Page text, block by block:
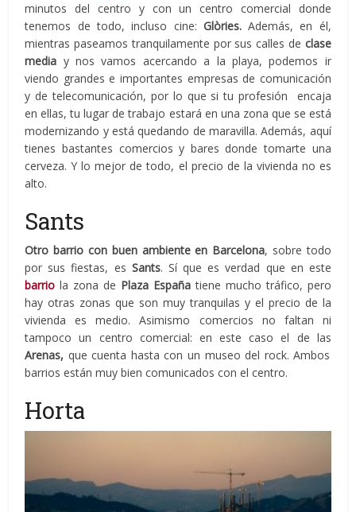
minutos del centro y con un centro comercial donde
tenemos de todo, incluso cine: Glòries.Además, en él,
mientras paseamos tranquilamente por sus calles de clase
media y nos vamos acercando a la playa, podemos ir
viendo grandes e importantes empresas de comunicación
y de telecomunicación, por lo que si tu profesión encaja
en ellas, tu lugar de trabajo estará en una zona que se está
modernizando y está quedando de maravilla. Además, aquí
tienes bastantes comercios y bares donde tomarte una
cerveza. Y lo mejor de todo, el precio de la vivienda no es
alto.
Sants
Otro barrio con buen ambiente en Barcelona, sobre todo
por sus fiestas, es Sants. Sí que es verdad que en este
barrio la zona de Plaza España tiene mucho tráfico, pero
hay otras zonas que son muy tranquilas y el precio de la
vivienda es medio. Asimismo comercios no faltan ni
tampoco un centro comercial: en este caso el de las
Arenas, que cuenta hasta con un museo del rock. Ambos
barrios están muy bien comunicados con el centro.
Horta